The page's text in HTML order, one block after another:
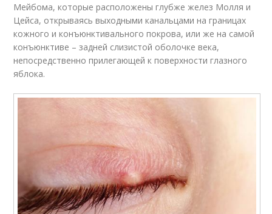
Мейбома, которые расположены глубже желез Молля и
Цейса, открываясь выходными канальцами на границах
кожного и конъюнктивального покрова, или же на самой
конъюнктиве – задней слизистой оболочке века,
непосредственно прилегающей к поверхности глазного
яблока.